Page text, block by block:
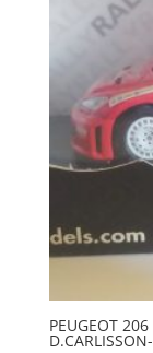
PEUGEOT